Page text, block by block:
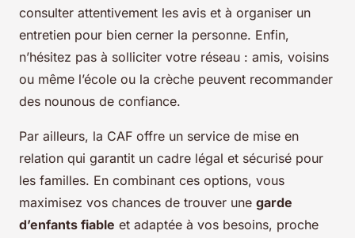
consulter attentivement les avis et à organiser un
entretien pour bien cerner la personne. Enfin,
n’hésitez pas à solliciter votre réseau : amis, voisins
ou même l’école ou la crèche peuvent recommander
des nounous de confiance.
Par ailleurs, la CAF offre un service de mise en
relation qui garantit un cadre légal et sécurisé pour
les familles. En combinant ces options, vous
maximisez vos chances de trouver une garde
d’enfants fiable et adaptée à vos besoins, proche